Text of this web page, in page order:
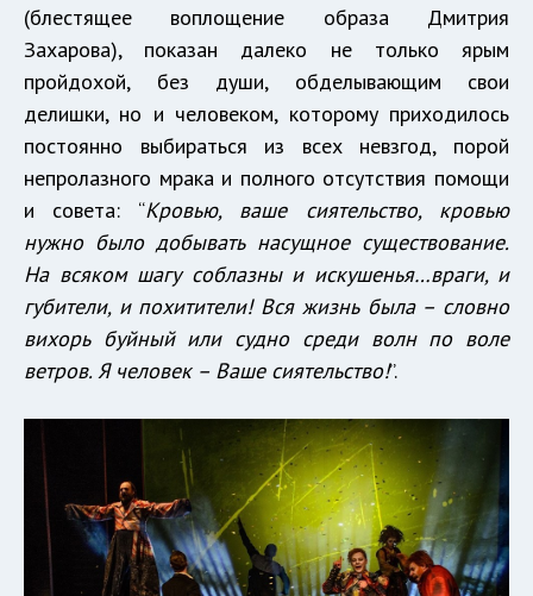
(блестящее воплощение образа Дмитрия
Захарова), показан далеко не только ярым
пройдохой, без души, обделывающим свои
делишки, но и человеком, которому приходилось
постоянно выбираться из всех невзгод, порой
непролазного мрака и полного отсутствия помощи
и совета: “Кровью, ваше сиятельство, кровью
нужно было добывать насущное существование.
На всяком шагу соблазны и искушенья…враги, и
губители, и похитители! Вся жизнь была – словно
вихорь буйный или судно среди волн по воле
ветров. Я человек – Ваше сиятельство!”.